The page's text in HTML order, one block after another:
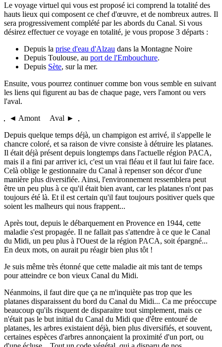
Le voyage virtuel qui vous est proposé ici comprend la totalité des
hauts lieux qui composent ce chef d'œuvre, et de nombreux autres. Il
sera progressivement complété par les abords du Canal. Si vous
désirez effectuer ce voyage en totalité, je vous propose 3 départs :
Depuis la prise d'eau d'Alzau dans la Montagne Noire
Depuis Toulouse, au port de l'Embouchure.
Depuis Sète, sur la mer.
Ensuite, vous pourrez continuer comme bon vous semble en suivant
les liens qui figurent au bas de chaque page, vers l'amont ou vers
l'aval.
◄ Amont Aval ►
Depuis quelque temps déjà, un champigon est arrivé, il s'appelle le
chancre coloré, et sa raison de vivre consiste à détruire les platanes.
Il était déjà présent depuis longtemps dans l'actuelle région PACA,
mais il a fini par arriver ici, c'est un vrai fléau et il faut lui faire face.
Celà oblige le gestionnaire du Canal à repenser son décor d'une
manière plus diversifiée. Ainsi, l'environnement ressemblera peut
être un peu plus à ce qu'il était bien avant, car les platanes n'ont pas
toujours été là. Et il est certain qu'il faut toujours positiver quels que
soient les malheurs qui nous frappent...
Après tout, depuis le débarquement en Provence en 1944, cette
maladie s'est propagée. Il ne fallait pas s'attendre à ce que le Canal
du Midi, un peu plus à l'Ouest de la région PACA, soit épargné...
En deux mots, on aurait pu réagir bien plus tôt !
Je suis même très étonné que cette maladie ait mis tant de temps
pour atteindre ce bon vieux Canal du Midi.
Néanmoins, il faut dire que ça ne m'inquiète pas trop que les
platanes disparaissent du bord du Canal du Midi... Ca me préoccupe
beaucoup qu'ils risquent de disparaitre tout simplement, mais ce
n'était pas le but initial du Canal du Midi que d'être entouré de
platanes, les arbres existaient déjà, bien plus diversifiés, et souvent,
certaines espèces d'arbres annonçaient la proximité d'un port, ou